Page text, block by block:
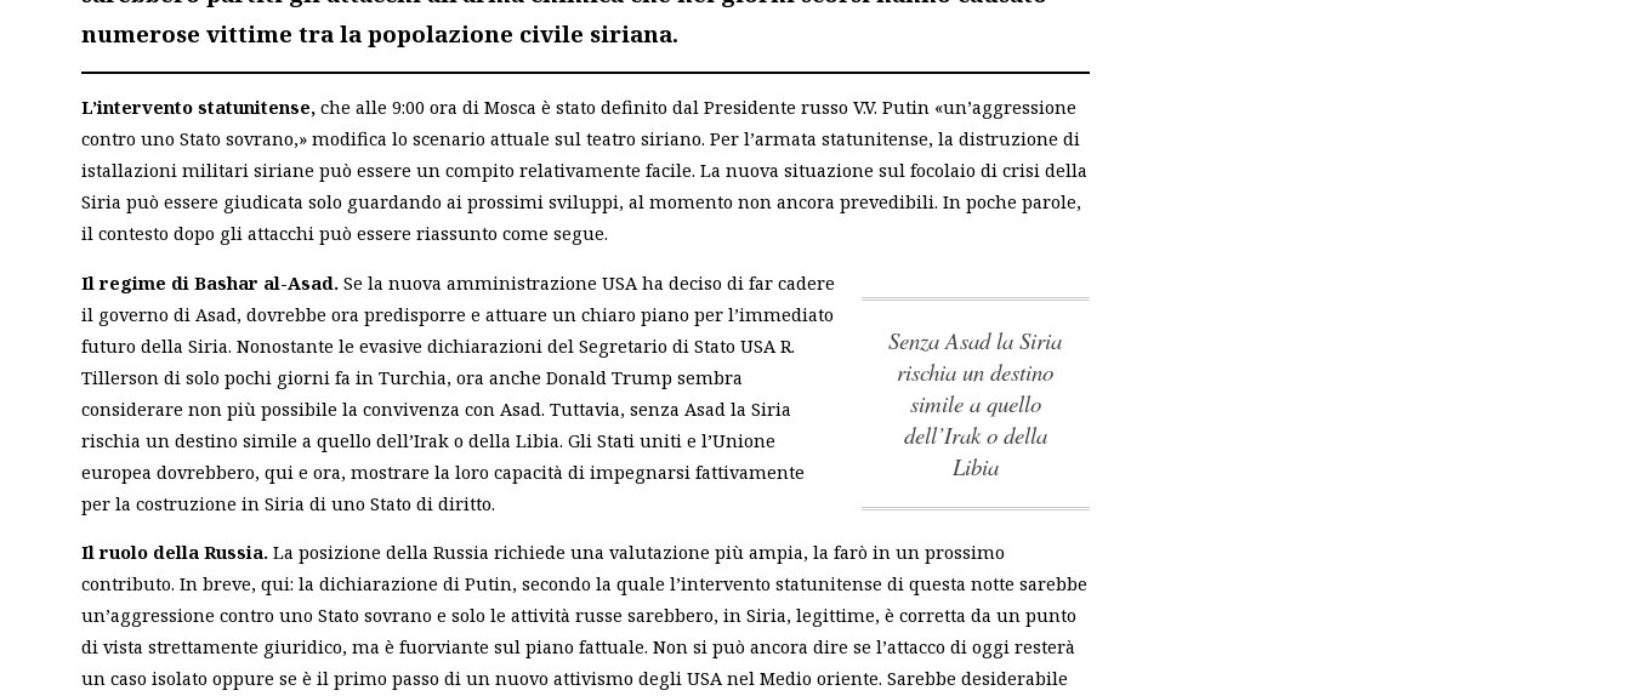
numerose vittime tra la popolazione civile siriana.
L’intervento statunitense, che alle 9:00 ora di Mosca è stato definito dal Presidente russo V.V. Putin «un’aggressione
contro uno Stato sovrano,» modifica lo scenario attuale sul teatro siriano. Per l’armata statunitense, la distruzione di
istallazioni militari siriane può essere un compito relativamente facile. La nuova situazione sul focolaio di crisi della
Siria può essere giudicata solo guardando ai prossimi sviluppi, al momento non ancora prevedibili. In poche parole,
il contesto dopo gli attacchi può essere riassunto come segue.
senza Asad la Siria
rischia un destino
simile a quello
dell’Irak o della
Libia
Il regime di Bashar al-Asad. Se la nuova amministrazione USA ha deciso di far cadere
il governo di Asad, dovrebbe ora predisporre e attuare un chiaro piano per l’immediato
futuro della Siria. Nonostante le evasive dichiarazioni del Segretario di Stato USA R.
Tillerson di solo pochi giorni fa in Turchia, ora anche Donald Trump sembra
considerare non più possibile la convivenza con Asad. Tuttavia, senza Asad la Siria
rischia un destino simile a quello dell’Irak o della Libia. Gli Stati uniti e l’Unione
europea dovrebbero, qui e ora, mostrare la loro capacità di impegnarsi fattivamente
per la costruzione in Siria di uno Stato di diritto.
Il ruolo della Russia. La posizione della Russia richiede una valutazione più ampia, la farò in un prossimo
contributo. In breve, qui: la dichiarazione di Putin, secondo la quale l’intervento statunitense di questa notte sarebbe
un’aggressione contro uno Stato sovrano e solo le attività russe sarebbero, in Siria, legittime, è corretta da un punto
di vista strettamente giuridico, ma è fuorviante sul piano fattuale. Non si può ancora dire se l’attacco di oggi resterà
un caso isolato oppure se è il primo passo di un nuovo attivismo degli USA nel Medio oriente. Sarebbe desiderabile